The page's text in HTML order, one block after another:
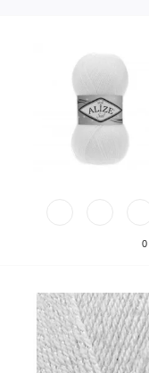
0